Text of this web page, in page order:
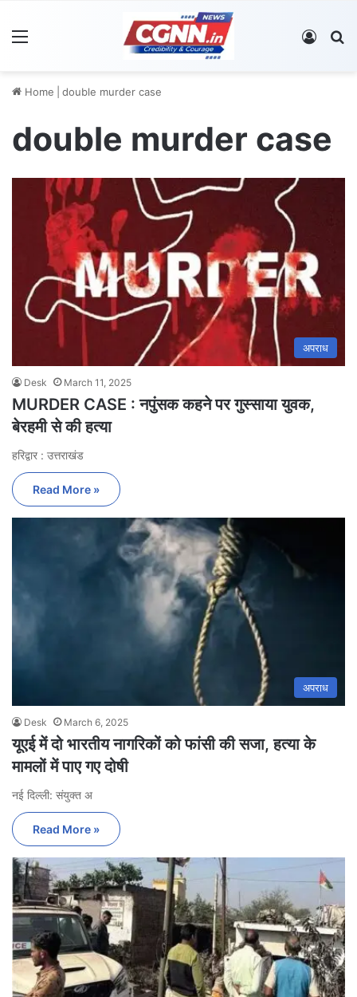
Log In
Home double murder case
double murder case
अपराध
Desk March 11, 2025
MURDER CASE : नपुंसक कहने पर गुस्साया युवक,
बेरहमी से की हत्या
हरिद्वार : उत्तराखंड
Read More »
अपराध
Desk March 6, 2025
यूएई में दो भारतीय नागरिकों को फांसी की सजा, हत्या के
मामलों में पाए गए दोषी
नई दिल्ली: संयुक्त अ
Read More »